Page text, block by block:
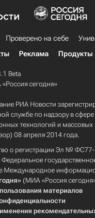
Проверено на себе
Реклама Продукты
Beta
сегодня»
РИА Новости
службе по надзору в сфере
технологий и
08 апреля 2014 года.
о регистрации Эл №
Международное
(МИА «Россия
материалов